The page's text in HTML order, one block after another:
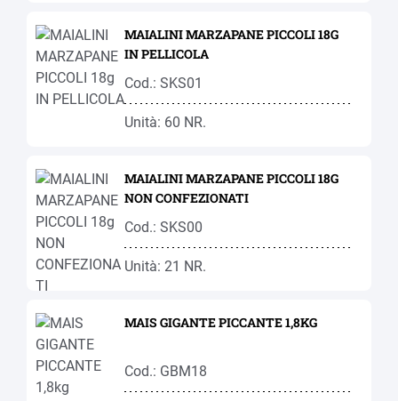
MAIALINI MARZAPANE PICCOLI 18G
IN PELLICOLA
Cod.: SKS01
Unità: 60 NR.
MAIALINI MARZAPANE PICCOLI 18G
NON CONFEZIONATI
Cod.: SKS00
Unità: 21 NR.
MAIS GIGANTE PICCANTE 1,8KG
Cod.: GBM18